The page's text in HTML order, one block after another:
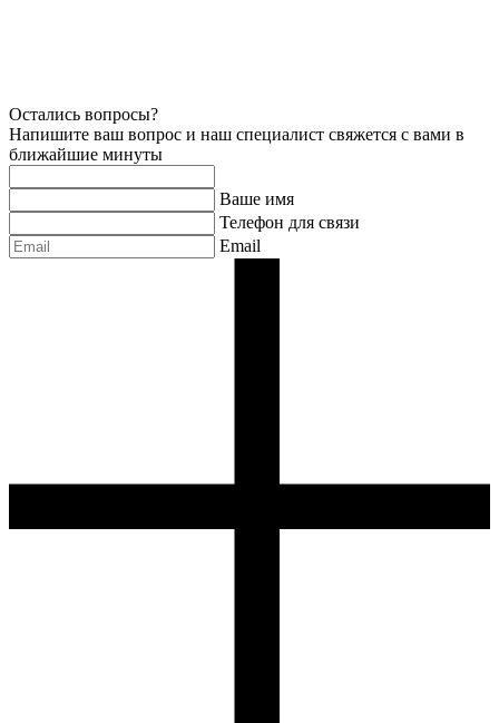
Остались вопросы?
Напишите ваш вопрос и наш специалист свяжется с вами в
ближайшие минуты
Ваше имя
Телефон для связи
Email